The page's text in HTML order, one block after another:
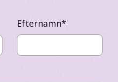
Efternamn*